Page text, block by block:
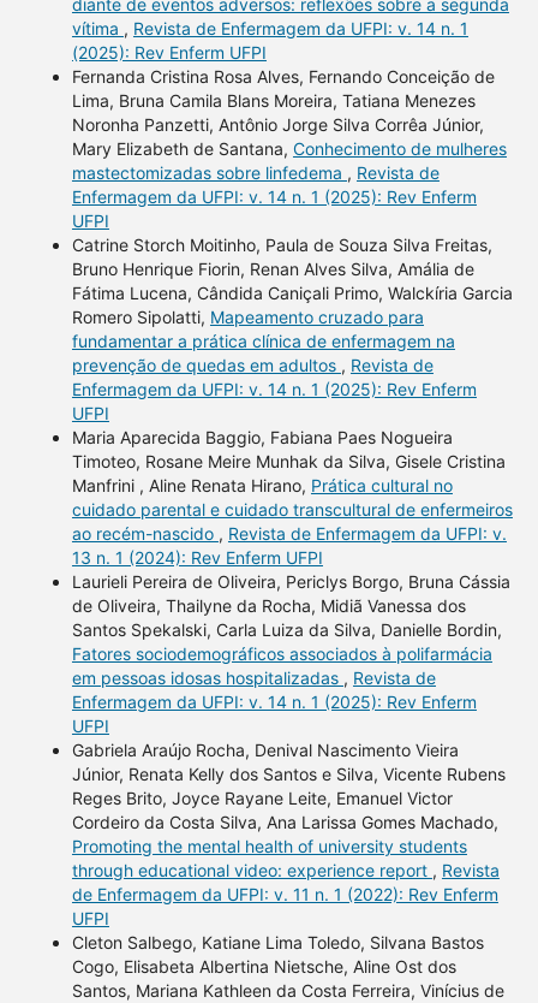
diante de eventos adversos: reflexões sobre a segunda
vítima , Revista de Enfermagem da UFPI: v. 14 n. 1
(2025): Rev Enferm UFPI
Fernanda Cristina Rosa Alves, Fernando Conceição de
Lima, Bruna Camila Blans Moreira, Tatiana Menezes
Noronha Panzetti, Antônio Jorge Silva Corrêa Júnior,
Mary Elizabeth de Santana, Conhecimento de mulheres
mastectomizadas sobre linfedema , Revista de
Enfermagem da UFPI: v. 14 n. 1 (2025): Rev Enferm
UFPI
Catrine Storch Moitinho, Paula de Souza Silva Freitas,
Bruno Henrique Fiorin, Renan Alves Silva, Amália de
Fátima Lucena, Cândida Caniçali Primo, Walckíria Garcia
Romero Sipolatti, Mapeamento cruzado para
fundamentar a prática clínica de enfermagem na
prevenção de quedas em adultos , Revista de
Enfermagem da UFPI: v. 14 n. 1 (2025): Rev Enferm
UFPI
Maria Aparecida Baggio, Fabiana Paes Nogueira
Timoteo, Rosane Meire Munhak da Silva, Gisele Cristina
Manfrini , Aline Renata Hirano, Prática cultural no
cuidado parental e cuidado transcultural de enfermeiros
ao recém-nascido , Revista de Enfermagem da UFPI: v.
13 n. 1 (2024): Rev Enferm UFPI
Laurieli Pereira de Oliveira, Periclys Borgo, Bruna Cássia
de Oliveira, Thailyne da Rocha, Midiã Vanessa dos
Santos Spekalski, Carla Luiza da Silva, Danielle Bordin,
Fatores sociodemográficos associados à polifarmácia
em pessoas idosas hospitalizadas , Revista de
Enfermagem da UFPI: v. 14 n. 1 (2025): Rev Enferm
UFPI
Gabriela Araújo Rocha, Denival Nascimento Vieira
Júnior, Renata Kelly dos Santos e Silva, Vicente Rubens
Reges Brito, Joyce Rayane Leite, Emanuel Victor
Cordeiro da Costa Silva, Ana Larissa Gomes Machado,
Promoting the mental health of university students
through educational video: experience report , Revista
de Enfermagem da UFPI: v. 11 n. 1 (2022): Rev Enferm
UFPI
Cleton Salbego, Katiane Lima Toledo, Silvana Bastos
Cogo, Elisabeta Albertina Nietsche, Aline Ost dos
Santos, Mariana Kathleen da Costa Ferreira, Vinícius de